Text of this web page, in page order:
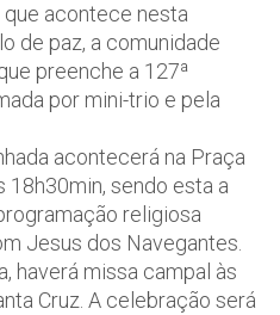
que acontece nesta
de paz, a comunidade
preenche a 127ª
por mini-trio e pela
acontecerá na Praça
18h30min, sendo esta a
religiosa
Jesus dos Navegantes.
haverá missa campal às
Cruz. A celebração será